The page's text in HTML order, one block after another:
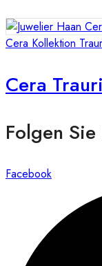
Cera Kollektion
Cera
Folgen Sie
Facebook